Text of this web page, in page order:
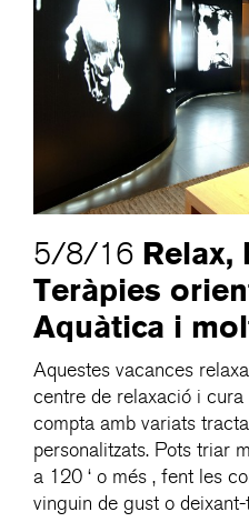
5/8/16 Relax,
Teràpies
Aquàtica i
Aquestes vacances
centre de relaxació i cura
compta amb variats
personalitzats. Pots triar
a 120 ‘ o més , fent les
vinguin de gust o